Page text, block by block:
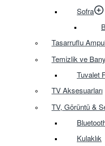
Sofra
Tasarruflu
Temizlik ve
Tuvalet
TV Aksesuarları
TV, Görüntü &
Kulaklık